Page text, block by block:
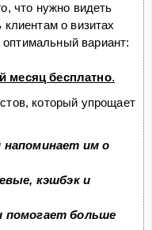
что нужно видеть
о визитах
вариант:
месяц бесплатно.
который упрощает
напоминает им о
кэшбэк и
помогает больше